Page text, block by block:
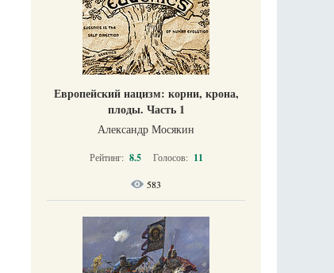
Европейский нацизм: корни, крона,
плоды. Часть 1
Александр Мосякин
Рейтинг: 8.5 Голосов: 11
583